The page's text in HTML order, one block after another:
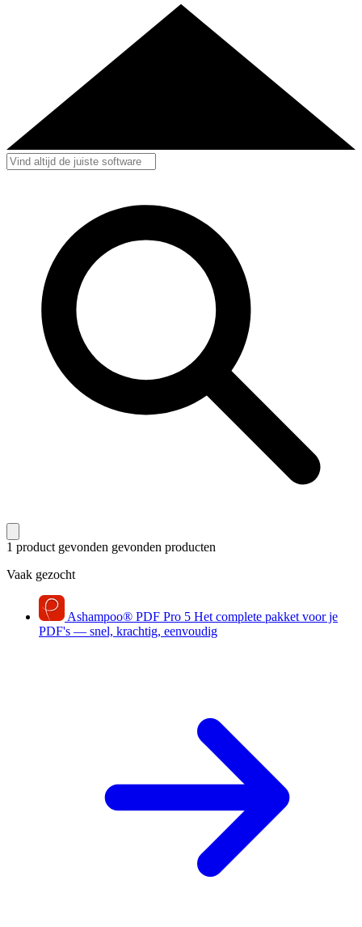
1 product gevonden gevonden producten
Vaak gezocht
Ashampoo® PDF Pro 5 Het complete pakket voor je
PDF's — snel, krachtig, eenvoudig